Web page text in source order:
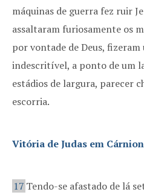
máquinas de guerra fez ruir
assaltaram furiosamente os
por vontade de Deus, fizeram
indescritível, a ponto de um
estádios de largura, parecer
escorria.
Vitória de Judas em
17 Tendo-se afastado de lá